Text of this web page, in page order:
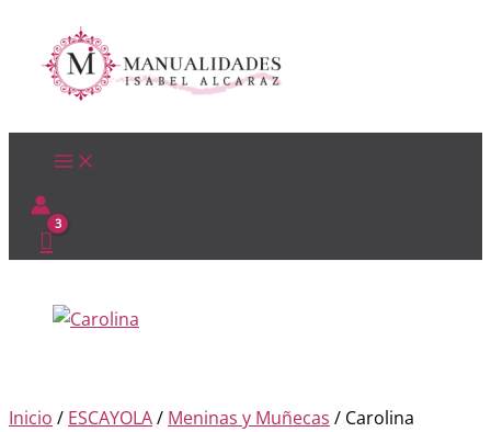
contenido
Inicio / ESCAYOLA/ Meninas y Muñecas / Carolina